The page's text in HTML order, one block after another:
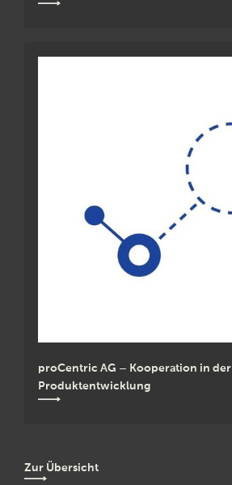
proCentric AG – Kooperation in der
Produktentwicklung
Zur Übersicht